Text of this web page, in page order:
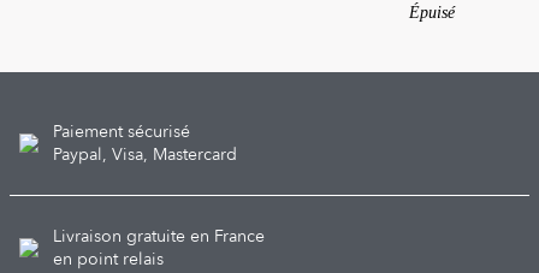
5
Épuisé
Paiement sécurisé
Paypal, Visa, Mastercard
Livraison gratuite en France
en point relais